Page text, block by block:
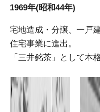
1969年(昭和44年)
宅地造成・分譲、一戸
住宅事業に進出。
「三井銘茶」として本